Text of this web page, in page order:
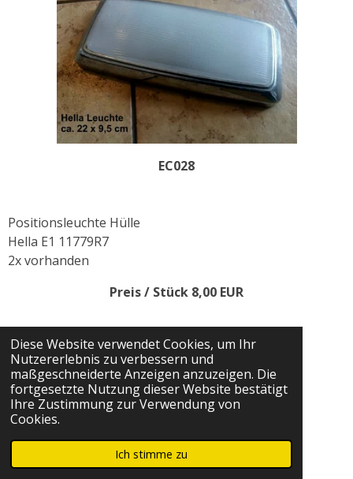
Diese Website verwendet Cookies, um Ihr
Nutzererlebnis zu verbessern und
maßgeschneiderte Anzeigen anzuzeigen. Die
fortgesetzte Nutzung dieser Website bestätigt
Ihre Zustimmung zur Verwendung von
Cookies.
Ich stimme zu
EC028
Positionsleuchte Hülle
Hella E1 11779R7
2x vorhanden
Preis / Stück 8,00 EUR